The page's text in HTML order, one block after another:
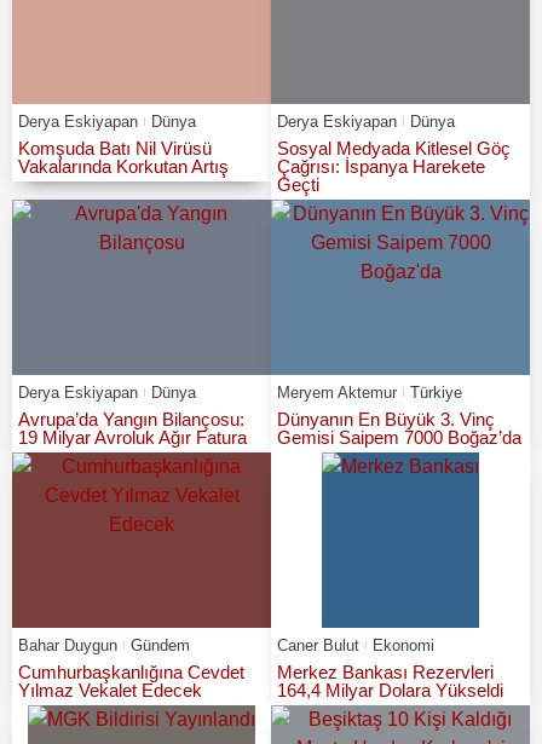
Derya Eskiyapan Dünya
Komşuda Batı Nil Virüsü
Vakalarında Korkutan Artış
Derya Eskiyapan Dünya
Sosyal Medyada Kitlesel Göç
Çağrısı: İspanya Harekete
Geçti
Derya Eskiyapan Dünya
Avrupa’da Yangın Bilançosu:
19 Milyar Avroluk Ağır Fatura
Meryem Aktemur Türkiye
Dünyanın En Büyük 3. Vinç
Gemisi Saipem 7000 Boğaz’da
Bahar Duygun Gündem
Cumhurbaşkanlığına Cevdet
Yılmaz Vekalet Edecek
Caner Bulut Ekonomi
Merkez Bankası Rezervleri
164,4 Milyar Dolara Yükseldi